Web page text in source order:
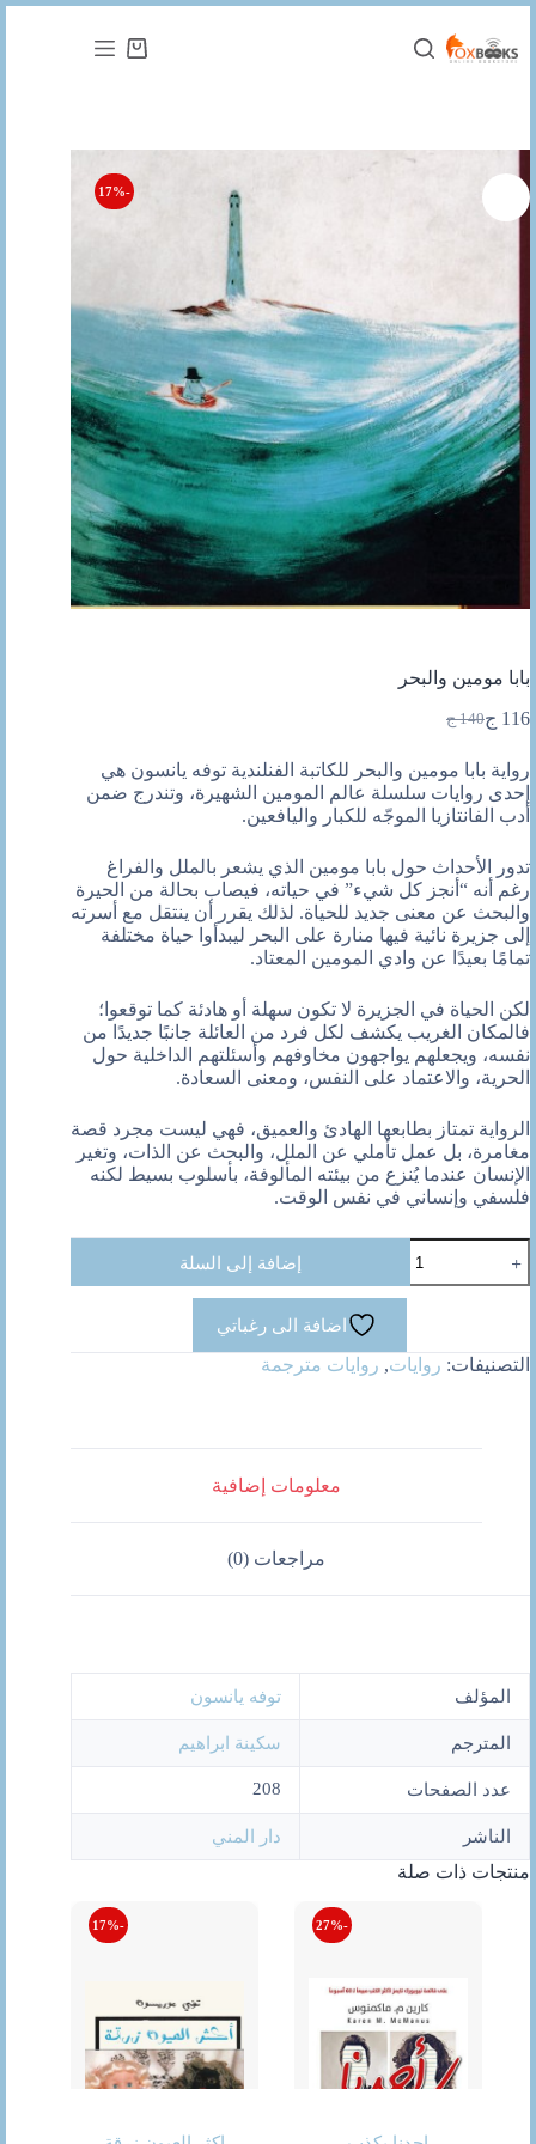
المحتوى
عربة
-17%
بابا مومين والبحر
140 ج
السعر
هو:
140 ج.
116 جالسعر
هو:
116 ج.
رواية بابا مومين والبحر للكاتبة الفنلندية توفه يانسون هي
إحدى روايات سلسلة عالم المومين الشهيرة، وتندرج ضمن
أدب الفانتازيا الموجّه للكبار واليافعين.
تدور الأحداث حول بابا مومين الذي يشعر بالملل والفراغ
رغم أنه “أنجز كل شيء” في حياته، فيصاب بحالة من الحيرة
والبحث عن معنى جديد للحياة. لذلك يقرر أن ينتقل مع أسرته
إلى جزيرة نائية فيها منارة على البحر ليبدأوا حياة مختلفة
تمامًا بعيدًا عن وادي المومين المعتاد.
لكن الحياة في الجزيرة لا تكون سهلة أو هادئة كما توقعوا؛
فالمكان الغريب يكشف لكل فرد من العائلة جانبًا جديدًا من
نفسه، ويجعلهم يواجهون مخاوفهم وأسئلتهم الداخلية حول
الحرية، والاعتماد على النفس، ومعنى السعادة.
الرواية تمتاز بطابعها الهادئ والعميق، فهي ليست مجرد قصة
مغامرة، بل عمل تأملي عن الملل، والبحث عن الذات، وتغير
الإنسان عندما يُنزع من بيئته المألوفة، بأسلوب بسيط لكنه
فلسفي وإنساني في نفس الوقت.
بابا
مومين
إضافة إلى السلة
اضافة الى رغباتي
التصنيفات: روايات, روايات مترجمة
معلومات إضافية
مراجعات (0)
المؤلف توفه يانسون
المترجم سكينة ابراهيم
عدد الصفحات 208
الناشر دار المني
منتجات ذات صلة
-27%
-17%